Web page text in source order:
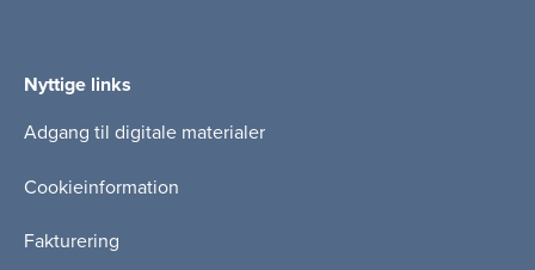
Nyttige links
Adgang til digitale materialer
Cookieinformation
Fakturering